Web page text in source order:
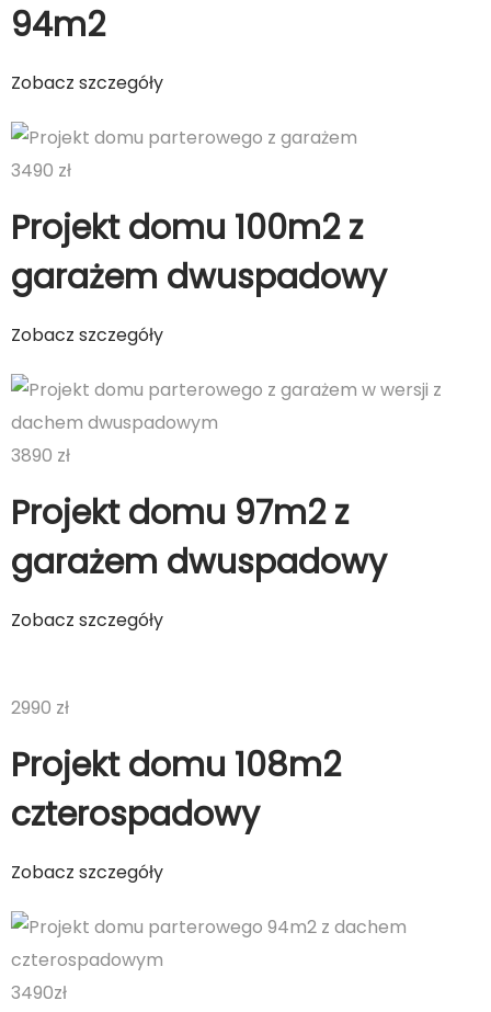
94m2
Zobacz szczegóły
3490 zł
Projekt domu 100m2 z
garażem dwuspadowy
Zobacz szczegóły
3890 zł
Projekt domu 97m2 z
garażem dwuspadowy
Zobacz szczegóły
2990 zł
Projekt domu 108m2
czterospadowy
Zobacz szczegóły
3490zł